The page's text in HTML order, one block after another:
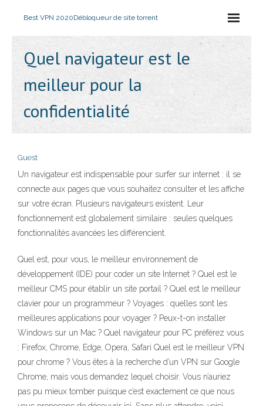
Best VPN 2020Débloqueur de site torrent
Quel navigateur est le
meilleur pour la
confidentialité
Guest
Un navigateur est indispensable pour surfer sur internet : il se
connecte aux pages que vous souhaitez consulter et les affiche
sur votre écran. Plusieurs navigateurs existent. Leur
fonctionnement est globalement similaire : seules quelques
fonctionnalités avancées les différencient.
Quel est, pour vous, le meilleur environnement de
développement (IDE) pour coder un site Internet ? Quel est le
meilleur CMS pour établir un site portail ? Quel est le meilleur
clavier pour un programmeur ? Voyages : quelles sont les
meilleures applications pour voyager ? Peux-t-on installer
Windows sur un Mac ? Quel navigateur pour PC préférez vous
: Firefox, Chrome, Edge, Opera, Safari Quel est le meilleur VPN
pour chrome ? Vous êtes à la recherche d’un VPN sur Google
Chrome, mais vous demandez lequel choisir. Vous n’auriez
pas pu mieux tomber puisque c’est exactement ce que nous